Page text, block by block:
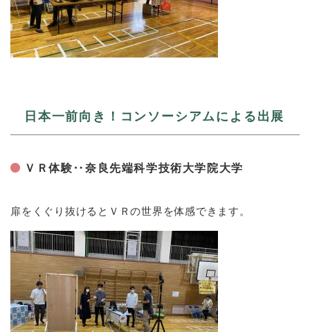
日本一前向き！コンソーシアムによる出展
ＶＲ体験‥奈良先端科学技術大学院大学
扉をくぐり抜けるとＶＲの世界を体感できます。